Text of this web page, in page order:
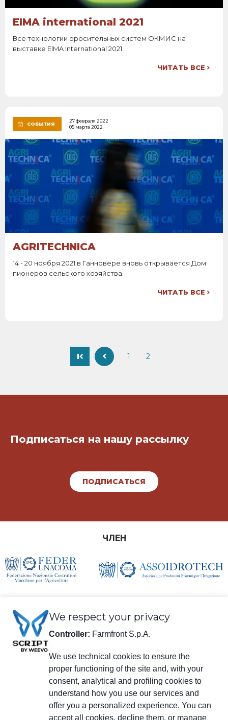
EIMA international 2021
Все технологии оросительных систем ОКМИС на
выставке EIMA International 2021.
ЧИТАТЬ ВСЕ
СОБЫТИЯ
27 февраля 2022
05 марта 2022
AGRITECHNICA
14 - 20 ноября 2021 в Ганновере вновь открывается Дом
пионеров сельского хозяйства.
ЧИТАТЬ ВСЕ
Страница
1 Текущая
2
Подписаться на нашу рассылку
ПОДПИСАТЬСЯ
ЧЛЕН
Юридическая информация
Завод и юридический адрес: Via S. Eusebio 7, 41014 Castelvetro di
Modena (MO) - IT
Налоговый код, номер плательщика НДС, регистрационный
номер в Торговой палате Модены 01294030364 - PEC:
We respect your privacy
Controller: Farmfront S.p.A.
We use technical cookies to ensure the
proper functioning of the site and, with your
consent, analytical and profiling cookies to
understand how you use our services and
offer you a personalized experience. You can
accept all cookies, decline them, or manage